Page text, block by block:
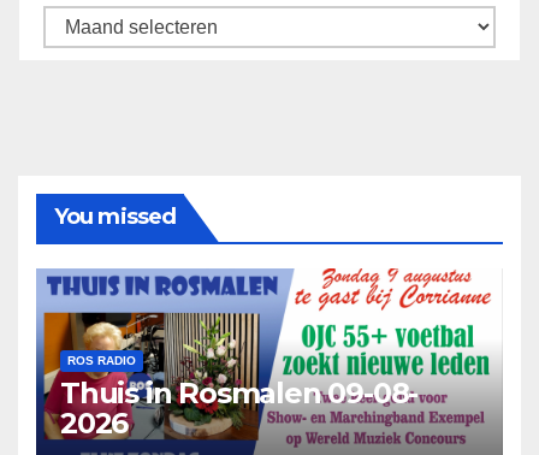
Archief
You missed
ROS RADIO
Thuis in Rosmalen 09-08-
2026